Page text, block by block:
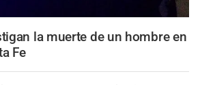
la muerte de un hombre en
Fe